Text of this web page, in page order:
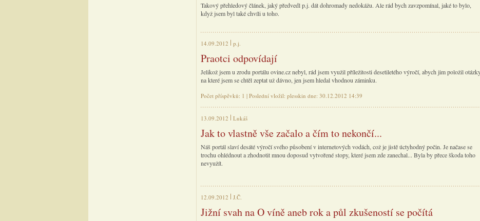
Takový přehledový článek, jaký předvedl p.j. dát dohromady nedokážu. Ale rád bych zavzpomínal, jaké to bylo,
když jsem byl také chvíli u toho.
14.09.2012 p.j.
Praotci odpovídají
Jelikož jsem u zrodu portálu ovine.cz nebyl, rád jsem využil příležitosti desetiletého výročí, abych jim položil
na které jsem se chtěl zeptat už dávno, jen jsem hledal vhodnou záminku.
Počet příspěvků: 1 | Poslední vložil: plesskin dne: 30.12.2012 14:39
13.09.2012 Lukáš
Jak to vlastně vše začalo a čím to nekončí...
Náš portál slaví desáté výročí svého působení v internetových vodách, což je jistě úctyhodný počin. Je načase se
trochu ohlédnout a zhodnotit mnou doposud vytvořené stopy, které jsem zde zanechal... Byla by přece škoda toho
nevyužít.
12.09.2012 J.Č.
Jižní svah na O víně aneb rok a půl zkušeností se počítá